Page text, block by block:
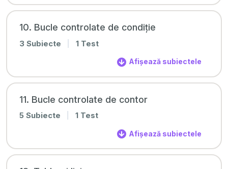
10. Bucle controlate de condiție
3 Subiecte 1 Test
Afișează subiectele
11. Bucle controlate de contor
5 Subiecte 1 Test
Afișează subiectele